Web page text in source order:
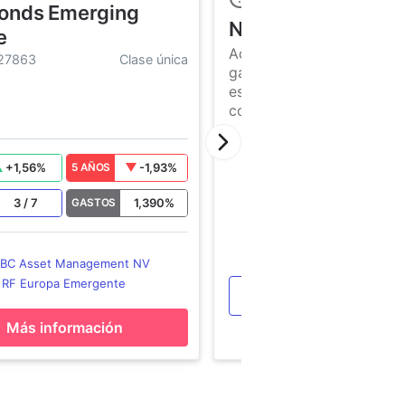
Emerging
Clase única
+1,56% 5 AÑOS -1,93%
3/7 GASTOS 1,390%
Asset Management NV
RF Europa Emergente
Más información
No es suficiente...
Aquí te dejamos toda
gama de productos de
escaparate para que
compares tu mejor